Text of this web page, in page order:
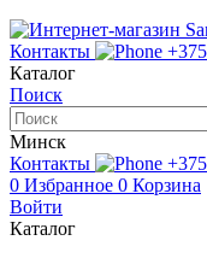
Контакты
Каталог
Поиск
Минск
Контакты
0 Избранное 0 Корзина
Войти
Каталог